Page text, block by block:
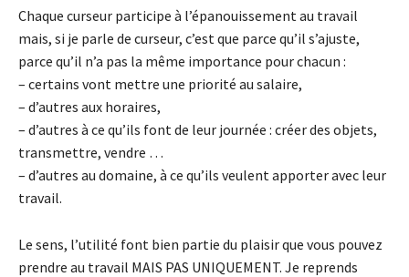
Chaque curseur participe à l’épanouissement au travail
mais, si je parle de curseur, c’est que parce qu’il s’ajuste,
parce qu’il n’a pas la même importance pour chacun :
– certains vont mettre une priorité au salaire,
– d’autres aux horaires,
– d’autres à ce qu’ils font de leur journée : créer des objets,
transmettre, vendre …
– d’autres au domaine, à ce qu’ils veulent apporter avec leur
travail.
Le sens, l’utilité font bien partie du plaisir que vous pouvez
prendre au travail MAIS PAS UNIQUEMENT. Je reprends